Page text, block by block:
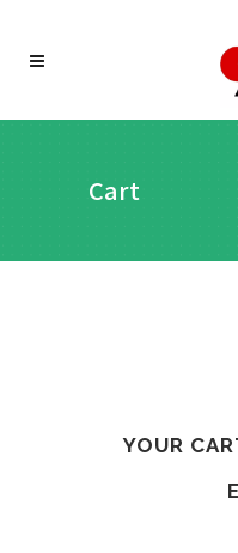
Cart
YOUR